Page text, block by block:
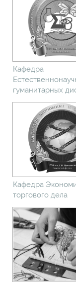
Кафедра
гуманитарных
Кафедра
торгового дела